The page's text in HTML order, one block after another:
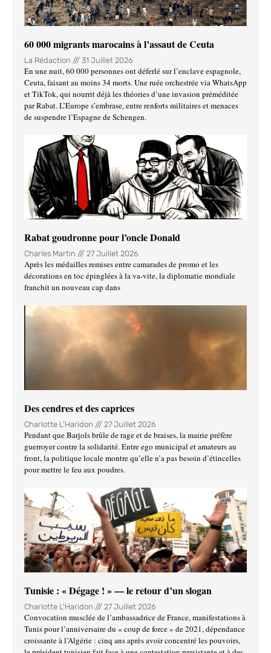
60 000 migrants marocains à l’assaut de Ceuta
La Rédaction 31 Juillet 2026
En une nuit, 60 000 personnes ont déferlé sur l’enclave espagnole,
Ceuta, faisant au moins 34 morts. Une ruée orchestrée via WhatsApp
et TikTok, qui nourrit déjà les théories d’une invasion préméditée
par Rabat. L’Europe s’embrase, entre renforts militaires et menaces
de suspendre l’Espagne de Schengen.
Rabat goudronne pour l’oncle Donald
Charles Martin 27 Juillet 2026
Après les médailles remises entre camarades de promo et les
décorations en toc épinglées à la va-vite, la diplomatie mondiale
franchit un nouveau cap dans
Des cendres et des caprices
Charlotte L'Haridon 27 Juillet 2026
Pendant que Barjols brûle de rage et de braises, la mairie préfère
guerroyer contre la solidarité. Entre ego municipal et amateurs au
front, la politique locale montre qu’elle n’a pas besoin d’étincelles
pour mettre le feu aux poudres.
Tunisie : « Dégage ! » — le retour d’un slogan
Charlotte L'Haridon 27 Juillet 2026
Convocation musclée de l’ambassadrice de France, manifestations à
Tunis pour l’anniversaire du « coup de force » de 2021, dépendance
croissante à l’Algérie : cinq ans après avoir concentré les pouvoirs,